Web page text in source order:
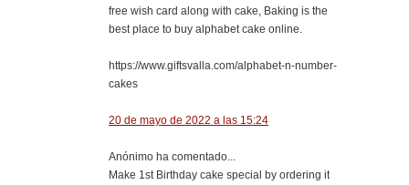
free wish card along with cake, Baking is the
best place to buy alphabet cake online.
https://www.giftsvalla.com/alphabet-n-number-
cakes
20 de mayo de 2022 a las 15:24
Anónimo ha comentado...
Make 1st Birthday cake special by ordering it